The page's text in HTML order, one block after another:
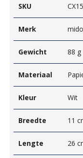
SKU
Merk
Gewicht 88 g
Materiaal
Kleur Wit
Breedte 11
Lengte 26